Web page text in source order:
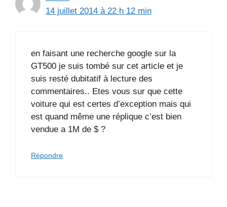
14 juillet 2014 à 22 h 12 min
en faisant une recherche google sur la
GT500 je suis tombé sur cet article et je
suis resté dubitatif à lecture des
commentaires.. Etes vous sur que cette
voiture qui est certes d’exception mais qui
est quand même une réplique c’est bien
vendue a 1M de $ ?
Répondre